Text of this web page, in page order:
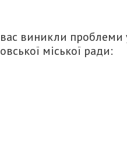
виникли проблеми
міської ради: